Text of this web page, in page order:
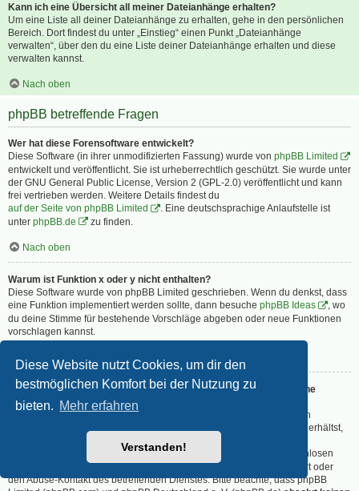
Diese Website nutzt Cookies, um dir den
bestmöglichen Komfort bei der Nutzung zu
bieten. Mehr erfahren
Verstanden!
Kann ich eine Übersicht all meiner Dateianhänge erhalten?
Um eine Liste all deiner Dateianhänge zu erhalten, gehe in den persönlichen
Bereich. Dort findest du unter „Einstieg“ einen Punkt „Dateianhänge
verwalten“, über den du eine Liste deiner Dateianhänge erhalten und diese
verwalten kannst.
Nach oben
phpBB betreffende Fragen
Wer hat diese Forensoftware entwickelt?
Diese Software (in ihrer unmodifizierten Fassung) wurde von phpBB Limited
entwickelt und veröffentlicht. Sie ist urheberrechtlich geschützt. Sie wurde unter
der GNU General Public License, Version 2 (GPL-2.0) veröffentlicht und kann
frei vertrieben werden. Weitere Details findest du
auf der Seite von phpBB Limited
. Eine deutschsprachige Anlaufstelle ist
unter phpBB.de zu finden.
Nach oben
Warum ist Funktion x oder y nicht enthalten?
Diese Software wurde von phpBB Limited geschrieben. Wenn du denkst, dass
eine Funktion implementiert werden sollte, dann besuche phpBB Ideas
, wo
du deine Stimme für bestehende Vorschläge abgeben oder neue Funktionen
vorschlagen kannst.
Nach oben
An wen soll ich mich wenden, falls es Beschwerden oder juristische
Anfragen zu diesem Forum gibt?
Jeder Administrator, der auf der „Das Team“-Seite aufgeführt ist, ist ein
geeigneter Kontakt für deine Beschwerde. Wenn du so keine Antwort erhältst,
solltest du den Besitzer der Domain kontaktieren (führe dazu eine
durch) oder — falls diese Seite bei einem kostenlosen
Webhoster wie z. B. Yahoo!, free.fr, funpic.de usw. liegt — den Support oder
den Abuse-Kontakt des betreffenden Dienstes. Bitte beachte, dass phpBB